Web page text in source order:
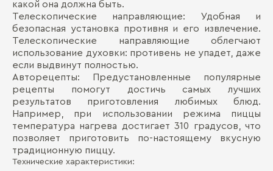
какой она должна быть.
Телескопические направляющие: Удобная и
безопасная установка противня и его извлечение.
Телескопические направляющие облегчают
использование духовки: противень не упадет, даже
если выдвинут полностью.
Авторецепты: Предустановленные популярные
рецепты помогут достичь самых лучших
результатов приготовления любимых блюд.
Например, при использовании режима пиццы
температура нагрева достигает 310 градусов, что
позволяет приготовить по-настоящему вкусную
традиционную пиццу.
Технические характеристики: